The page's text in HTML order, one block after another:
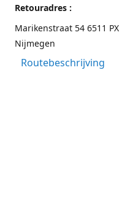
Retouradres :
Marikenstraat 54 6511 PX
Nijmegen
Routebeschrijving